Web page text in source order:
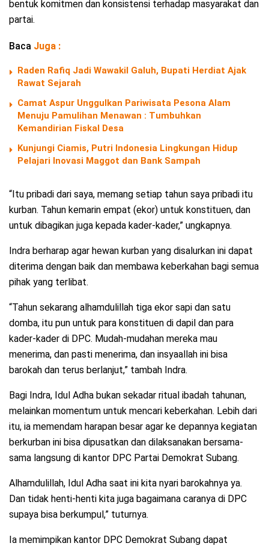
bentuk komitmen dan konsistensi terhadap masyarakat dan
partai.
Baca Juga :
Raden Rafiq Jadi Wawakil Galuh, Bupati Herdiat Ajak
Rawat Sejarah
Camat Aspur Unggulkan Pariwisata Pesona Alam
Menuju Pamulihan Menawan : Tumbuhkan
Kemandirian Fiskal Desa
Kunjungi Ciamis, Putri Indonesia Lingkungan Hidup
Pelajari Inovasi Maggot dan Bank Sampah
“Itu pribadi dari saya, memang setiap tahun saya pribadi itu
kurban. Tahun kemarin empat (ekor) untuk konstituen, dan
untuk dibagikan juga kepada kader-kader,” ungkapnya.
Indra berharap agar hewan kurban yang disalurkan ini dapat
diterima dengan baik dan membawa keberkahan bagi semua
pihak yang terlibat.
“Tahun sekarang alhamdulillah tiga ekor sapi dan satu
domba, itu pun untuk para konstituen di dapil dan para
kader-kader di DPC. Mudah-mudahan mereka mau
menerima, dan pasti menerima, dan insyaallah ini bisa
barokah dan terus berlanjut,” tambah Indra.
Bagi Indra, Idul Adha bukan sekadar ritual ibadah tahunan,
melainkan momentum untuk mencari keberkahan. Lebih dari
itu, ia memendam harapan besar agar ke depannya kegiatan
berkurban ini bisa dipusatkan dan dilaksanakan bersama-
sama langsung di kantor DPC Partai Demokrat Subang.
Alhamdulillah, Idul Adha saat ini kita nyari barokahnya ya.
Dan tidak henti-henti kita juga bagaimana caranya di DPC
supaya bisa berkumpul,” tuturnya.
Ia memimpikan kantor DPC Demokrat Subang dapat